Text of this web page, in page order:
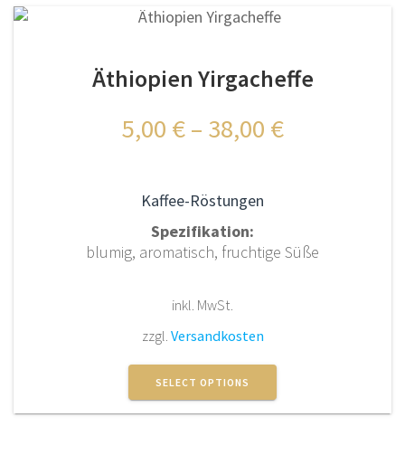
auf.
können
der
Produktseite
Äthiopien Yirgacheffe
5,00 €– 38,00 €
Kaffee-Röstungen
Spezifikation:
blumig, aromatisch, fruchtige Süße
inkl. MwSt.
zzgl. Versandkosten
SELECT OPTIONS
Dieses
weist